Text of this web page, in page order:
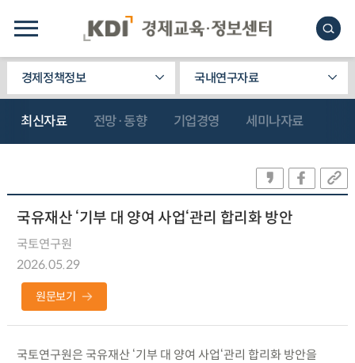
경제정책정보 국내연구자료
최신자료 전망·동향 기업경영 세미나자료
국유재산 ‘기부 대 양여 사업‘관리 합리화 방안
국토연구원
2026.05.29
원문보기
국토연구원은 국유재산 ‘기부 대 양여 사업‘관리 합리화 방안을